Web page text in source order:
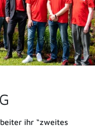
ihr “zweites